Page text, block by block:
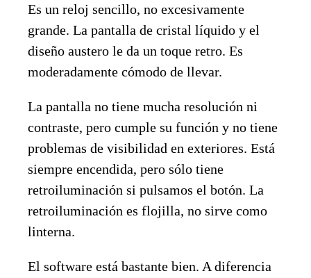
Es un reloj sencillo, no excesivamente
grande. La pantalla de cristal líquido y el
diseño austero le da un toque retro. Es
moderadamente cómodo de llevar.
La pantalla no tiene mucha resolución ni
contraste, pero cumple su función y no tiene
problemas de visibilidad en exteriores. Está
siempre encendida, pero sólo tiene
retroiluminación si pulsamos el botón. La
retroiluminación es flojilla, no sirve como
linterna.
El software está bastante bien. A diferencia